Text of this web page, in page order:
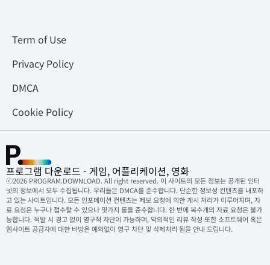
Term of Use
Privacy Policy
DMCA
Cookie Policy
프로그램 다운로드 - 게임, 어플리케이션, 영화
ⓒ2026 PROGRAM.DOWNLOAD. All right reserved. 이 사이트의 모든 정보는 공개된 인터
넷의 정보에서 모두 수집됩니다. 우리들은 DMCA를 준수합니다. 단순한 정보성 컨텐츠를 내포하
고 있는 사이트입니다. 모든 인포메이션 컨텐츠는 제보 요청에 의한 게시 처리가 이루어지며, 자
료 요청은 누구나 접수할 수 있으나 몇가지 룰을 준수합니다. 한 번에 복수개의 자료 요청은 불가
능합니다. 적발 시 경고 없이 영구적 차단이 가능하며, 악의적인 리뷰 작성 또한 소프트웨어 혹은
웹사이트 공급자에 대한 비방은 예외없이 영구 차단 및 삭제처리 됨을 안내 드립니다.